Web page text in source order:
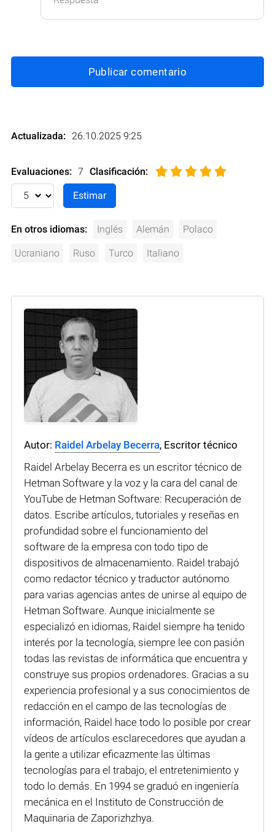
Publicar comentario
Actualizada: 26.10.2025 9:25
Evaluaciones: 7 Clasificación:
En otros idiomas: Inglés Alemán Polaco
Ucraniano Ruso Turco Italiano
Autor: Raidel Arbelay Becerra, Escritor técnico
Raidel Arbelay Becerra es un escritor técnico de
Hetman Software y la voz y la cara del canal de
YouTube de Hetman Software: Recuperación de
datos. Escribe artículos, tutoriales y reseñas en
profundidad sobre el funcionamiento del
software de la empresa con todo tipo de
dispositivos de almacenamiento. Raidel trabajó
como redactor técnico y traductor autónomo
para varias agencias antes de unirse al equipo de
Hetman Software. Aunque inicialmente se
especializó en idiomas, Raidel siempre ha tenido
interés por la tecnología, siempre lee con pasión
todas las revistas de informática que encuentra y
construye sus propios ordenadores. Gracias a su
experiencia profesional y a sus conocimientos de
redacción en el campo de las tecnologías de
información, Raidel hace todo lo posible por crear
vídeos de artículos esclarecedores que ayudan a
la gente a utilizar eficazmente las últimas
tecnologías para el trabajo, el entretenimiento y
todo lo demás. En 1994 se graduó en ingeniería
mecánica en el Instituto de Construcción de
Maquinaria de Zaporizhzhya.